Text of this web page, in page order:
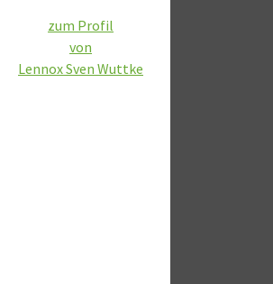
zum Profil
von
Lennox Sven Wuttke